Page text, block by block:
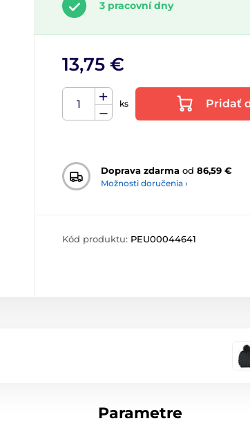
3 pracovní dny
13,75 €
ks Pridať
Doprava zdarma od 86,59 €
Možnosti doručenia ›
Kód produktu: PEU00044641
Parametre